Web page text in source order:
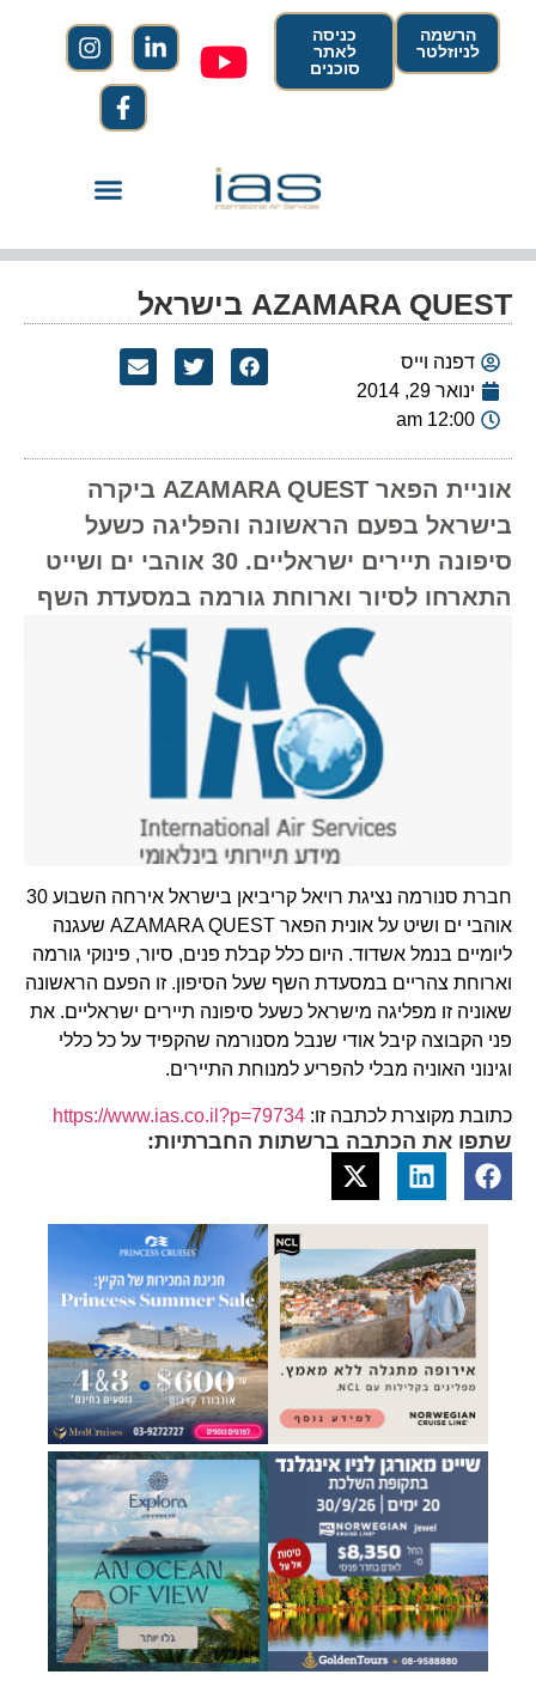
הרשמה
לניוזלטר
כניסה
לאתר
סוכנים
AZAMARA QUEST בישראל
דפנה וייס
ינואר 29, 2014
12:00 am
אוניית הפאר AZAMARA QUEST ביקרה
בישראל בפעם הראשונה והפליגה כשעל
סיפונה תיירים ישראליים. 30 אוהבי ים ושייט
התארחו לסיור וארוחת גורמה במסעדת השף
חברת סנורמה נציגת רויאל קריביאן בישראל אירחה השבוע 30
אוהבי ים ושיט על אונית הפאר AZAMARA QUEST שעגנה
ליומיים בנמל אשדוד. היום כלל קבלת פנים, סיור, פינוקי גורמה
וארוחת צהריים במסעדת השף שעל הסיפון. זו הפעם הראשונה
שאוניה זו מפליגה מישראל כשעל סיפונה תיירים ישראליים. את
פני הקבוצה קיבל אודי שנבל מסנורמה שהקפיד על כל כללי
וגינוני האוניה מבלי להפריע למנוחת התיירים.
כתובת מקוצרת לכתבה זו: https://www.ias.co.il?p=79734
שתפו את הכתבה ברשתות החברתיות: